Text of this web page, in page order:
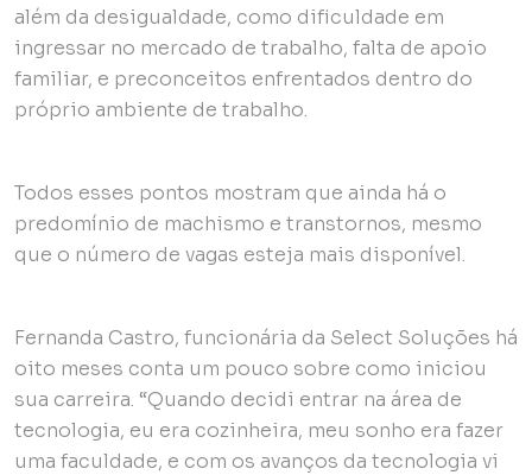
além da desigualdade, como dificuldade em
ingressar no mercado de trabalho, falta de apoio
familiar, e preconceitos enfrentados dentro do
próprio ambiente de trabalho.
Todos esses pontos mostram que ainda há o
predomínio de machismo e transtornos, mesmo
que o número de vagas esteja mais disponível.
Fernanda Castro, funcionária da Select Soluções há
oito meses conta um pouco sobre como iniciou
sua carreira. “Quando decidi entrar na área de
tecnologia, eu era cozinheira, meu sonho era fazer
uma faculdade, e com os avanços da tecnologia vi